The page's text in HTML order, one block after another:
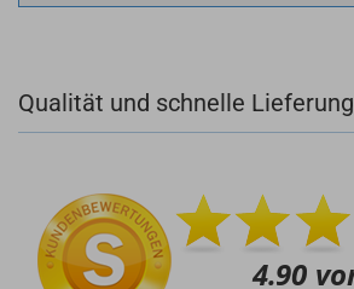
+49 (0)4281 50 79 78 2
info@rocketronics.de
Qualität und schnelle Lieferung